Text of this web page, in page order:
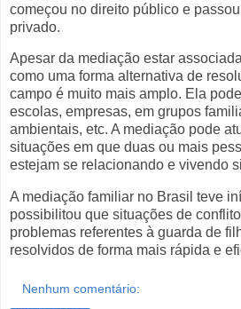
começou no direito público e
privado.
Apesar da mediação estar
como uma forma alternativa de
campo é muito mais amplo. Ela
escolas, empresas, em grupos
ambientais, etc. A mediação pode
situações em que duas ou mais
estejam se relacionando e vivendo
A mediação familiar no Brasil teve
possibilitou que situações de
problemas referentes à guarda de
resolvidos de forma mais rápida e
Nenhum comentário: